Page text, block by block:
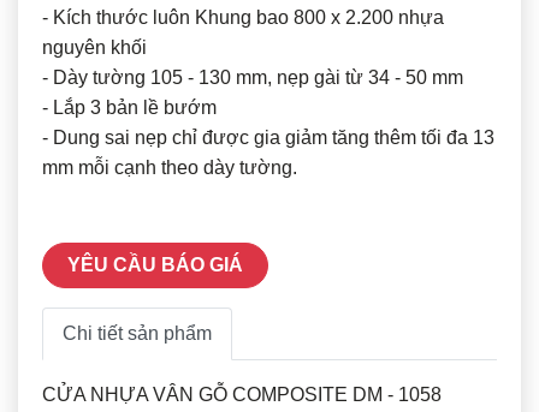
- Kích thước luôn Khung bao 800 x 2.200 nhựa
nguyên khối
- Dày tường 105 - 130 mm, nẹp gài từ 34 - 50 mm
- Lắp 3 bản lề bướm
- Dung sai nẹp chỉ được gia giảm tăng thêm tối đa 13
mm mỗi cạnh theo dày tường.
YÊU CẦU BÁO GIÁ
Chi tiết sản phẩm
CỬA NHỰA VÂN GỖ COMPOSITE DM - 1058